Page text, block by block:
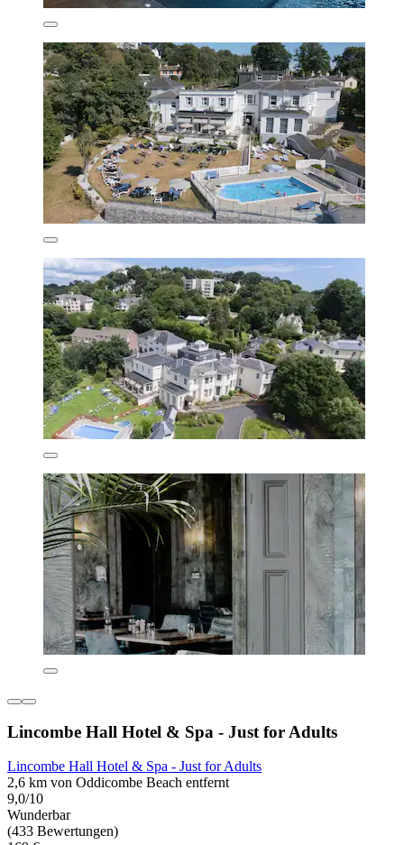
Lincombe Hall Hotel & Spa - Just for Adults
Lincombe Hall Hotel & Spa - Just for Adults
2,6 km von Oddicombe Beach entfernt
9,0/10
Wunderbar
(433 Bewertungen)